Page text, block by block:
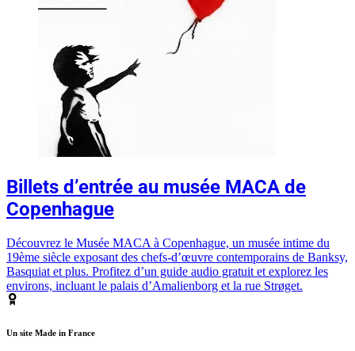
Billets d’entrée au musée MACA de
Copenhague
Découvrez le Musée MACA à Copenhague, un musée intime du
19ème siècle exposant des chefs-d’œuvre contemporains de Banksy,
Basquiat et plus. Profitez d’un guide audio gratuit et explorez les
environs, incluant le palais d’Amalienborg et la rue Strøget.
Un site Made in France